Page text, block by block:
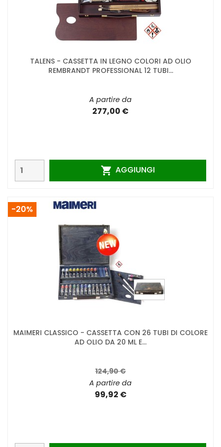
TALENS - CASSETTA IN LEGNO COLORI AD OLIO
REMBRANDT PROFESSIONAL 12 TUBI...
A partire da
277,00 €
 AGGIUNGI
MAIMERI CLASSICO - CASSETTA CON 26 TUBI DI COLORE
AD OLIO DA 20 ML E...
124,90 €
A partire da
99,92 €
-20%